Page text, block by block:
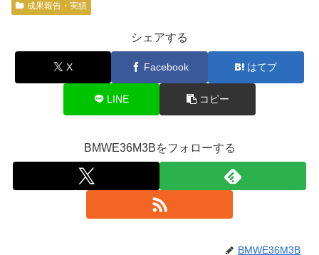
成果報告・実績
シェアする
X Facebook はてブ
LINE コピー
BMWE36M3Bをフォローする
BMWE36M3B